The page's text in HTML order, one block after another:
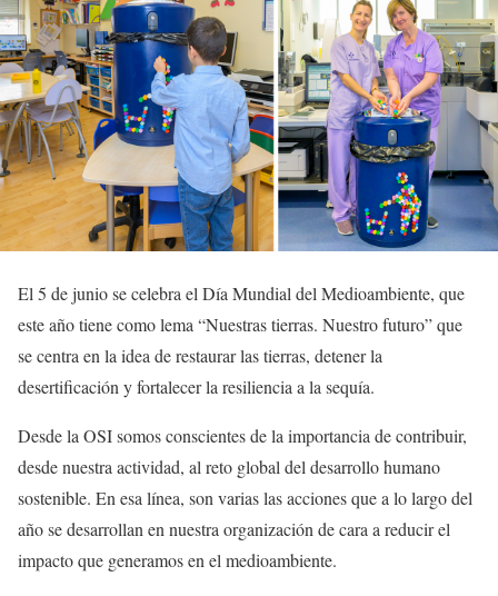
El 5 de junio se celebra el Día Mundial del Medioambiente, que
este año tiene como lema “Nuestras tierras. Nuestro futuro” que
se centra en la idea de restaurar las tierras, detener la
desertificación y fortalecer la resiliencia a la sequía.
Desde la OSI somos conscientes de la importancia de contribuir,
desde nuestra actividad, al reto global del desarrollo humano
sostenible. En esa línea, son varias las acciones que a lo largo del
año se desarrollan en nuestra organización de cara a reducir el
impacto que generamos en el medioambiente.